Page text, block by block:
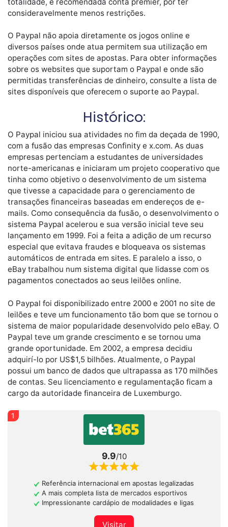
consideravelmente menos restrições.
O Paypal não apoia diretamente os jogos online e
diversos países onde atua permitem sua utilização em
operações com sites de apostas. Para obter informações
sobre os websites que suportam o Paypal e onde são
permitidas transferências de dinheiro, consulte a lista de
sites disponíveis que oferecem o suporte ao Paypal.
Histórico:
O Paypal iniciou sua atividades no fim da deçada de 1990,
com a fusão das empresas Confinity e x.com. As duas
empresas pertenciam a estudantes de universidades
norte-americanas e iniciaram um projeto cooperativo que
tinha como objetivo o desenvolvimento de um sistema
que tivesse a capacidade para o gerenciamento de
transações financeiras baseadas em endereços de e-
mails. Como consequência da fusão, o desenvolvimento o
sistema Paypal acelerou e sua versão inicial teve seu
lançamento em 1999. Foi a feita a adição de um recurso
especial que evitava fraudes e bloqueava os sistemas
automáticos de entrada em sites. E paralelo a isso, o
eBay trabalhou num sistema digital que lidasse com os
pagamentos conectados ao seus leilões online.
O Paypal foi disponibilizado entre 2000 e 2001 no site de
leilões e teve um funcionamento tão bom que se tornou o
sistema de maior popularidade desenvolvido pelo eBay. O
Paypal teve um grande crescimento e se tornou uma
grande oportunidade. Em 2002, a empresa decidiu
adquirí-lo por US$1,5 bilhões. Atualmente, o Paypal
possui um banco de dados que ultrapassa as 170 milhões
de contas. Seu licenciamento e regulamentação ficam a
cargo da autoridade financeira de Luxemburgo.
1
9.9/10
Referência internacional em apostas legalizadas
A mais completa lista de mercados esportivos
Impressionante cardápio de modalidades e ligas
Visitar